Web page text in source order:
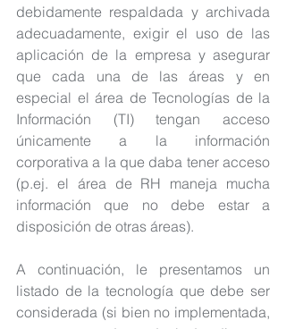
debidamente respaldada y archivada
adecuadamente, exigir el uso de las
aplicación de la empresa y asegurar
que cada una de las áreas y en
especial el área de Tecnologías de la
Información (TI) tengan acceso
únicamente a la información
corporativa a la que daba tener acceso
(p.ej. el área de RH maneja mucha
información que no debe estar a
disposición de otras áreas).
A continuación, le presentamos un
listado de la tecnología que debe ser
considerada (si bien no implementada,